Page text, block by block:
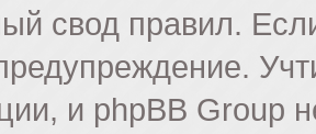
свод правил.
и phpBB Group